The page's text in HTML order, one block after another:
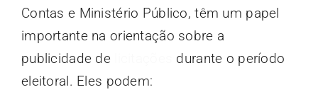
Contas e Ministério Público, têm um papel
importante na orientação sobre a
publicidade de
durante o período
eleitoral. Eles podem: